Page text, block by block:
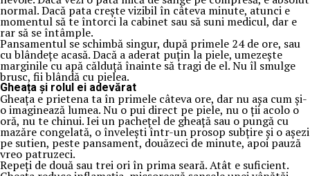
normal. Dacă pata crește vizibil în câteva minute, atunci e
momentul să te întorci la cabinet sau să suni medicul, dar e
rar să se întâmple.
Pansamentul se schimbă singur, după primele 24 de ore, sau
cu blândețe acasă. Dacă a aderat puțin la piele, umezește
marginile cu apă călduță înainte să tragi de el. Nu îl smulge
brusc, fii blândă cu pielea.
Gheața și rolul ei adevărat
Gheața e prietena ta în primele câteva ore, dar nu așa cum și-
o imaginează lumea. Nu o pui direct pe piele, nu o ții acolo o
oră, nu te chinui. Iei un pachețel de gheață sau o pungă cu
mazăre congelată, o învelești într-un prosop subțire și o așezi
pe sutien, peste pansament, douăzeci de minute, apoi pauză
vreo patruzeci.
Repeți de două sau trei ori în prima seară. Atât e suficient.